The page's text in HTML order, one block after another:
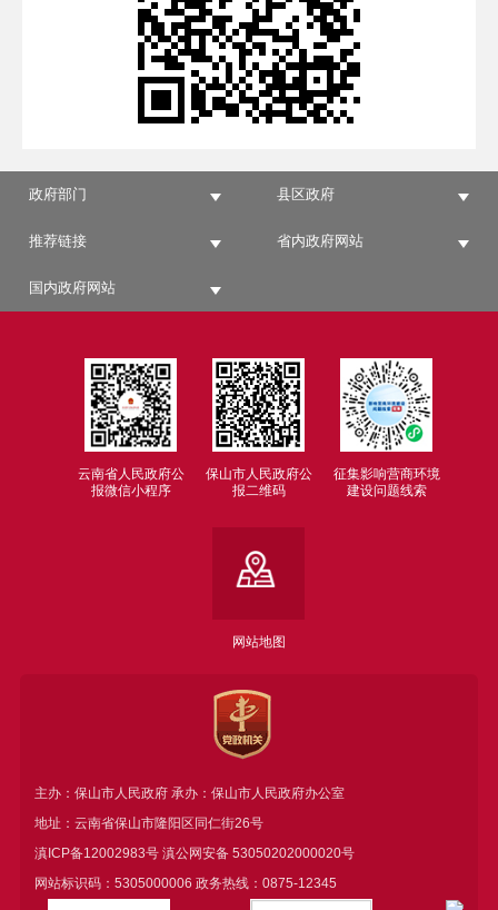
政府部门 县区政府
推荐链接 省内政府网站
国内政府网站
云南省人民政府公
报微信小程序
保山市人民政府公
报二维码
征集影响营商环境
建设问题线索
网站地图
主办：保山市人民政府 承办：保山市人民政府办公室
地址：云南省保山市隆阳区同仁街26号
滇ICP备12002983号滇公网安备 53050202000020号
网站标识码：5305000006 政务热线：0875-12345